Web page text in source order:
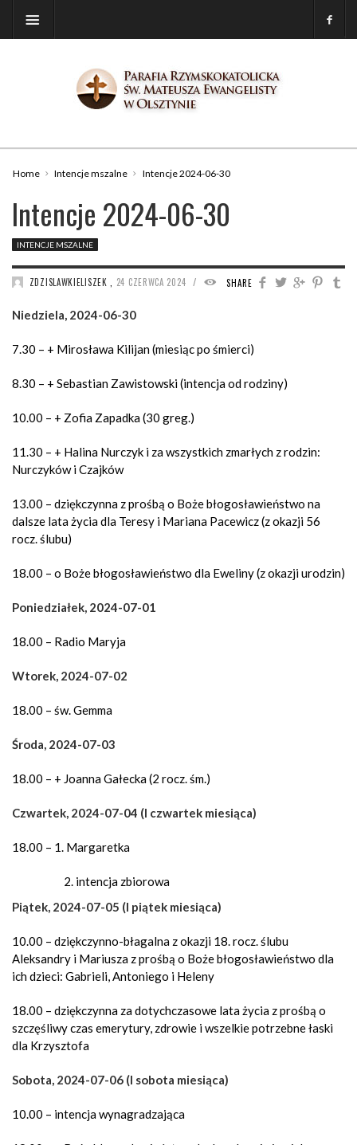
Home Intencje mszalne Intencje 2024-06-30
Intencje 2024-06-30
INTENCJE MSZALNE
SHARE
ZDZISLAWKIELISZEK 24 CZERWCA 2024 / 1333
Niedziela, 2024-06-30
7.30 – + Mirosława Kilijan (miesiąc po śmierci)
8.30 – + Sebastian Zawistowski (intencja od rodziny)
10.00 – + Zofia Zapadka (30 greg.)
11.30 – + Halina Nurczyk i za wszystkich zmarłych z rodzin:
Nurczyków i Czajków
13.00 – dziękczynna z prośbą o Boże błogosławieństwo na
dalsze lata życia dla Teresy i Mariana Pacewicz (z okazji 56
rocz. ślubu)
18.00 – o Boże błogosławieństwo dla Eweliny (z okazji urodzin)
Poniedziałek, 2024-07-01
18.00 – Radio Maryja
Wtorek, 2024-07-02
18.00 – św. Gemma
Środa, 2024-07-03
18.00 – + Joanna Gałecka (2 rocz. śm.)
Czwartek, 2024-07-04 (I czwartek miesiąca)
18.00 – 1. Margaretka
intencja zbiorowa
Piątek, 2024-07-05 (I piątek miesiąca)
10.00 – dziękczynno-błagalna z okazji 18. rocz. ślubu
Aleksandry i Mariusza z prośbą o Boże błogosławieństwo dla
ich dzieci: Gabrieli, Antoniego i Heleny
18.00 – dziękczynna za dotychczasowe lata życia z prośbą o
szczęśliwy czas emerytury, zdrowie i wszelkie potrzebne łaski
dla Krzysztofa
Sobota, 2024-07-06 (I sobota miesiąca)
10.00 – intencja wynagradzająca